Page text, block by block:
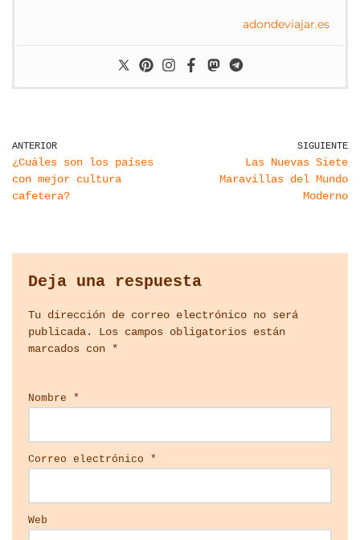
adondeviajar.es
ANTERIOR
¿Cuáles son los países
con mejor cultura
cafetera?
SIGUIENTE
Las Nuevas Siete
Maravillas del Mundo
Moderno
Deja una respuesta
Tu dirección de correo electrónico no será
publicada.
Los campos obligatorios están
marcados con *
Nombre *
Correo electrónico *
Web